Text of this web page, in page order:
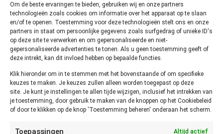
Om de beste ervaringen te bieden, gebruiken wij en onze partners
technologieën zoals cookies om informatie over het apparaat op te slaan
en/of te openen. Toestemming voor deze technologieën stelt ons en onze
partners in staat om persoonlijke gegevens zoals surfgedrag of unieke ID's
op deze site te verwerken en om gepersonaliseerde en niet-
gepersonaliseerde advertenties te tonen. Als u geen toestemming geeft of
deze intrekt, kan dit invloed hebben op bepaalde functies.
Klik hieronder om in te stemmen met het bovenstaande of om specifieke
keuzes te maken. Je keuzes zullen alleen worden toegepast op deze
site. Je kunt je instellingen te allen tijde wijzigen, inclusief het intrekken van
je toestemming, door gebruik te maken van de knoppen op het Cookiebeleid
of door te klikken op de knop 'Toestemming beheren' onderaan het scherm.
Toepassingen Altijd actief
2 uur
dagen
maanden
Tomatensoep
maximaal
2 uur
Tot 2
dagen
Tot 3
Hoe kun je vaststellen of Soep
niet meer goed is?
Je kunt het beste vaststellen of Soep niet meer goed is